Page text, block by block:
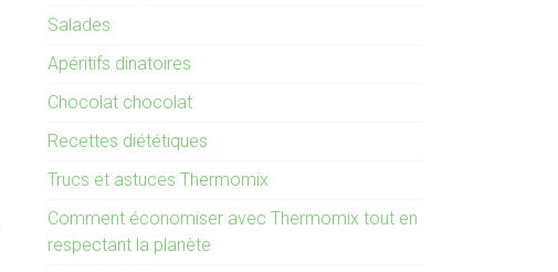
Salades
Apéritifs dinatoires
Chocolat chocolat
Recettes diététiques
Trucs et astuces Thermomix
Comment économiser avec Thermomix tout en
respectant la planète